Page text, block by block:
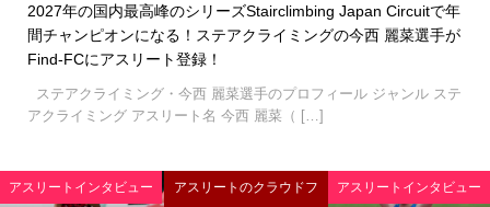
2027年の国内最高峰のシリーズStairclimbing Japan Circuitで年
間チャンピオンになる！ステアクライミングの今西 麗菜選手が
Find-FCにアスリート登録！
ステアクライミング・今西 麗菜選手のプロフィール ジャンル ステ
アクライミング アスリート名 今西 麗菜（ […]
アスリートインタビュー アスリートのクラウドフ アスリートインタビュー